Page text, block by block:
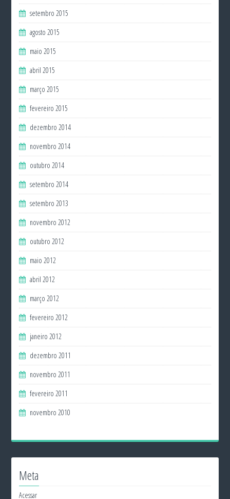
setembro 2015
agosto 2015
maio 2015
abril 2015
março 2015
fevereiro 2015
dezembro 2014
novembro 2014
outubro 2014
setembro 2014
setembro 2013
novembro 2012
outubro 2012
maio 2012
abril 2012
março 2012
fevereiro 2012
janeiro 2012
dezembro 2011
novembro 2011
fevereiro 2011
novembro 2010
Meta
Acessar